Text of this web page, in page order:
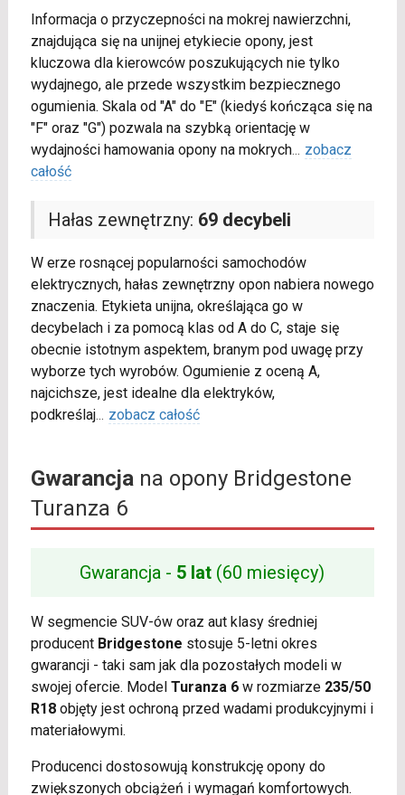
Informacja o przyczepności na mokrej nawierzchni,
znajdująca się na unijnej etykiecie opony, jest
kluczowa dla kierowców poszukujących nie tylko
wydajnego, ale przede wszystkim bezpiecznego
ogumienia. Skala od "A" do "E" (kiedyś kończąca się na
"F" oraz "G") pozwala na szybką orientację w
wydajności hamowania opony na mokrych... zobacz
całość
Hałas zewnętrzny: 69 decybeli
W erze rosnącej popularności samochodów
elektrycznych, hałas zewnętrzny opon nabiera nowego
znaczenia. Etykieta unijna, określająca go w
decybelach i za pomocą klas od A do C, staje się
obecnie istotnym aspektem, branym pod uwagę przy
wyborze tych wyrobów. Ogumienie z oceną A,
najcichsze, jest idealne dla elektryków,
podkreślaj... zobacz całość
Gwarancjana opony Bridgestone
Turanza 6
Gwarancja - 5 lat (60 miesięcy)
W segmencie SUV-ów oraz aut klasy średniej
producent Bridgestone stosuje 5-letni okres
gwarancji - taki sam jak dla pozostałych modeli w
swojej ofercie. Model Turanza 6w rozmiarze 235/50
R18objęty jest ochroną przed wadami produkcyjnymi i
materiałowymi.
Producenci dostosowują konstrukcję opony do
zwiększonych obciążeń i wymagań komfortowych.